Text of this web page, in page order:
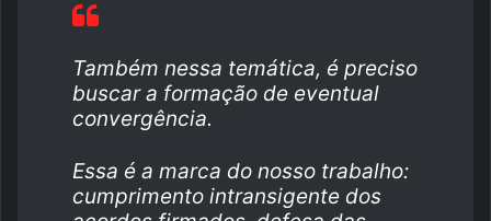
Também nessa temática, é preciso
buscar a formação de eventual
convergência.
Essa é a marca do nosso trabalho:
cumprimento intransigente dos